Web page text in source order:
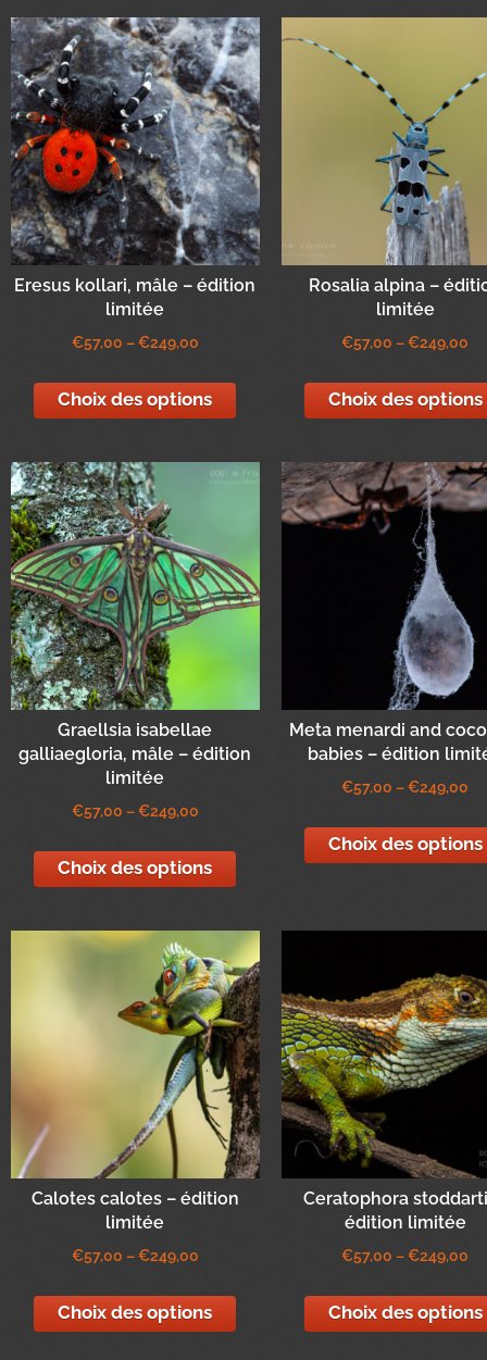
Eresus kollari, mâle – édition
limitée
€57,00 –€249,00
Choix des options
Rosalia alpina –
limitée
€57,00 –€249,00
Choix des options
Graellsia isabellae
galliaegloria, mâle – édition
limitée
€57,00 –€249,00
Choix des options
Meta menardi and
babies – édition
€57,00 –€249,00
Choix des options
Calotes calotes – édition
limitée
€57,00 –€249,00
Choix des options
Ceratophora
édition limitée
€57,00 –€249,00
Choix des options